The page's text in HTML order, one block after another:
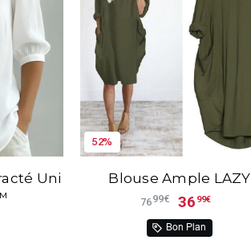
Uni
52%
Blouse Ample LAZY
7699€ 36 99€
Bon Plan